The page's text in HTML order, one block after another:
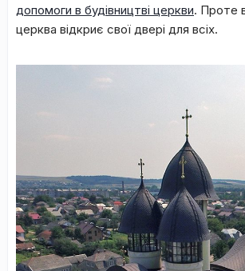
допомоги в будівництві церкви. Проте
церква відкриє свої двері для всіх.